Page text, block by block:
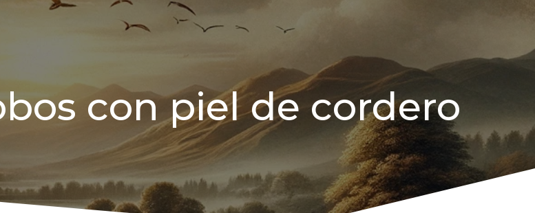
con piel de cordero